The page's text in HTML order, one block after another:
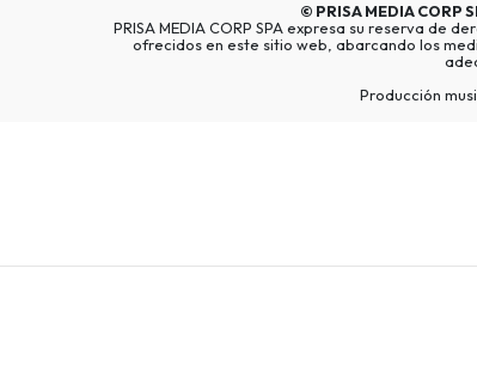
© PRISA MEDIA CORP
PRISA MEDIA CORP SPA expresa su reserva de
ofrecidos en este sitio web, abarcando los
Producción